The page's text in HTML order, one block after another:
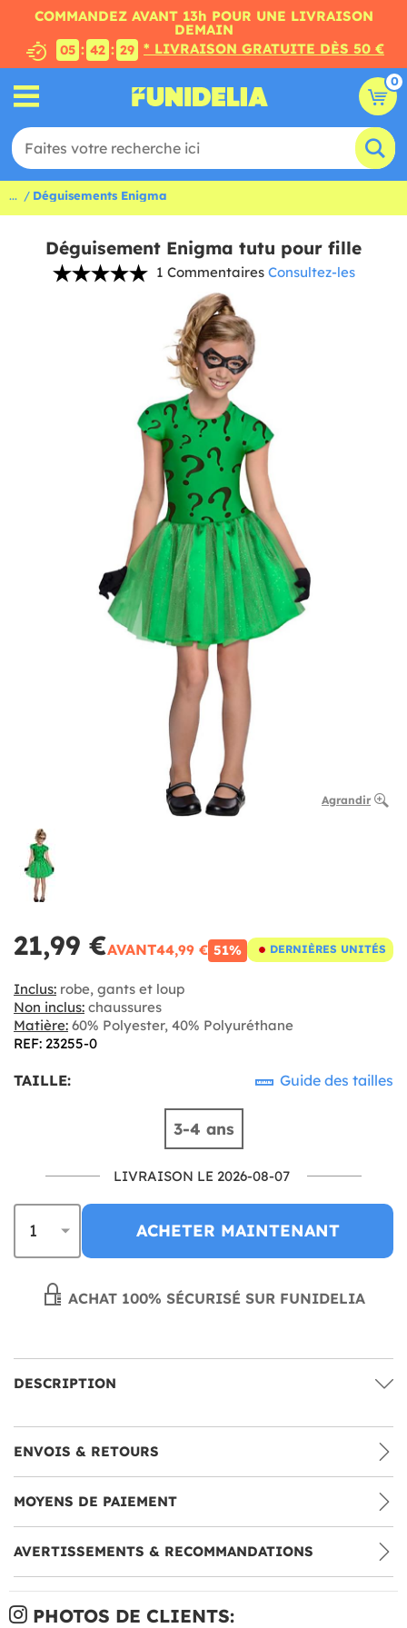
COMMANDEZ AVANT 13h POUR UNE LIVRAISON
DEMAIN
05 : 42 : 28 * LIVRAISON GRATUITE DÈS 50 €
0
... Déguisements Enigma
Déguisement Enigma tutu pour fille
1 Commentaires Consultez-les
Agrandir
21,99 €AVANT44,99 € 51% DERNIÈRES UNITÉS
Inclus: robe, gants et loup
Non inclus: chaussures
Matière: 60% Polyester, 40% Polyuréthane
REF: 23255-0
TAILLE: Guide des tailles
3-4 ans
LIVRAISON LE 2026-08-07
ACHETER MAINTENANT
ACHAT 100% SÉCURISÉ SUR FUNIDELIA
DESCRIPTION
ENVOIS & RETOURS
MOYENS DE PAIEMENT
AVERTISSEMENTS & RECOMMANDATIONS
PHOTOS DE CLIENTS: